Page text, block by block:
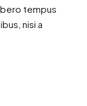
tempus
nisi a